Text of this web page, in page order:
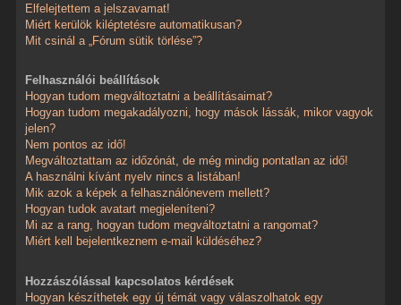
Elfelejtettem a jelszavamat!
Miért kerülök kiléptetésre automatikusan?
Mit csinál a „Fórum sütik törlése”?
Felhasználói beállítások
Hogyan tudom megváltoztatni a beállításaimat?
Hogyan tudom megakadályozni, hogy mások lássák, mikor vagyok
jelen?
Nem pontos az idő!
Megváltoztattam az időzónát, de még mindig pontatlan az idő!
A használni kívánt nyelv nincs a listában!
Mik azok a képek a felhasználónevem mellett?
Hogyan tudok avatart megjeleníteni?
Mi az a rang, hogyan tudom megváltoztatni a rangomat?
Miért kell bejelentkeznem e-mail küldéséhez?
Hozzászólással kapcsolatos kérdések
Hogyan készíthetek egy új témát vagy válaszolhatok egy